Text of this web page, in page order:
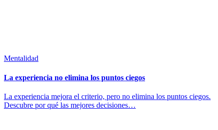
Mentalidad
La experiencia no elimina los puntos ciegos
La experiencia mejora el criterio, pero no elimina los puntos ciegos.
Descubre por qué las mejores decisiones…